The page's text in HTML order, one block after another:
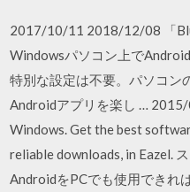
2017/10/11 2018/12/08 「
Windowsパソコン上で
特別な設定は不要。パソコン
Androidアプリを楽し …
Windows. Get the best
reliable downloads, in Eazel.
AndroidをPCでも使用できれ